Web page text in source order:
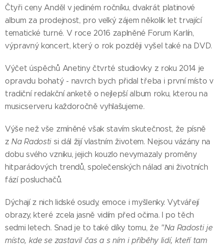
Čtyři ceny Anděl v jediném ročníku, dvakrát platinové
album za prodejnost, pro velký zájem několik let trvající
tematické turné. V roce 2016 zaplněné Forum Karlín,
výpravný koncert, který o rok později vyšel také na DVD.
Výčet úspěchů Anetiny čtvrté studiovky z roku 2014 je
opravdu bohatý - navrch bych přidal třeba i první místo v
tradiční redakční anketě o nejlepší album roku, kterou na
musicserveru každoročně vyhlašujeme.
Výše než vše zmíněné však stavím skutečnost, že písně
z Na Radosti si dál žijí vlastním životem. Nejsou vázány na
dobu svého vzniku, jejich kouzlo nevymazaly proměny
hitparádových trendů, společenských nálad ani životních
fází posluchačů.
Dýchají z nich lidské osudy, emoce i myšlenky. Vytvářejí
obrazy, které zcela jasně vidím před očima. I po těch
sedmi letech. Snad je to také díky tomu, že "Na Radosti je
místo, kde se zastavil čas a s ním i příběhy lidí, kteří tam